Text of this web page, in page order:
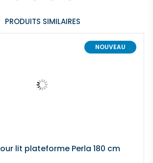
PRODUITS SIMILAIRES
NOUVEAU
lit plateforme Perla 180 cm